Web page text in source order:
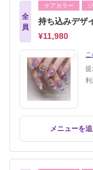
全
員
ケアカラー
持ち込みデザ
¥11,980
提
利
メニューを